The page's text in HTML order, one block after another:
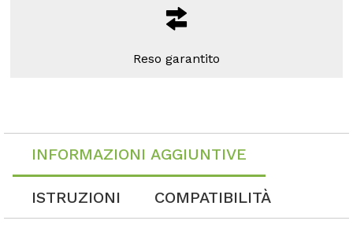
Reso garantito
INFORMAZIONI AGGIUNTIVE
ISTRUZIONI COMPATIBILITÀ